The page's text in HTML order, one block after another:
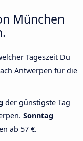
München
Tageszeit Du
Antwerpen für die
der günstigste Tag
Sonntag
ab 57 €.